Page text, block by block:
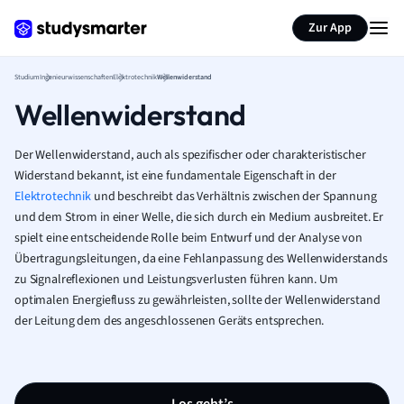
Zur App
StudiumIngenieurwissenschaftenElektrotechnikWellenwiderstand
Wellenwiderstand
Der Wellenwiderstand, auch als spezifischer oder charakteristischer
Widerstand bekannt, ist eine fundamentale Eigenschaft in der
Elektrotechnik und beschreibt das Verhältnis zwischen der Spannung
und dem Strom in einer Welle, die sich durch ein Medium ausbreitet. Er
spielt eine entscheidende Rolle beim Entwurf und der Analyse von
Übertragungsleitungen, da eine Fehlanpassung des Wellenwiderstands
zu Signalreflexionen und Leistungsverlusten führen kann. Um
optimalen Energiefluss zu gewährleisten, sollte der Wellenwiderstand
der Leitung dem des angeschlossenen Geräts entsprechen.